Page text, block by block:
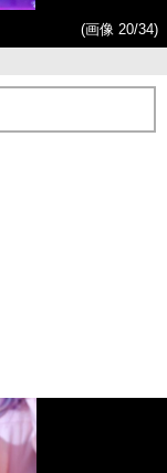
(画像 20/34)